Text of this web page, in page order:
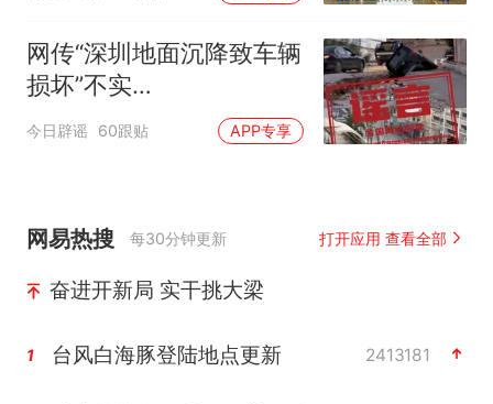
网传“深圳地面沉降致车辆
损坏”不实
（2026·08·06）
今日辟谣 60跟贴 APP专享
网易热搜 每30分钟更新 打开应用 查看全部
奋进开新局 实干挑大梁
1 台风白海豚登陆地点更新 2413181